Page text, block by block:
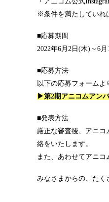
※条件を満たしていれ
■応募期間
2022年6月2日(木)～6
■応募方法
以下の応募フォームよ
▶第2期アニコムアン
■発表方法
厳正な審査後、アニ
絡をいたします。
また、あわせてアニコ
みなさまからの、たく